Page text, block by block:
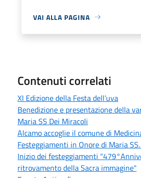
VAI ALLA PAGINA
Contenuti correlati
XI Edizione della Festa dell’uva
Benedizione e presentazione della
Maria SS Dei Miracoli
Alcamo accoglie il comune di
Festeggiamenti in Onore di Maria
Inizio dei festeggiamenti
ritrovamento della Sacra immagine"